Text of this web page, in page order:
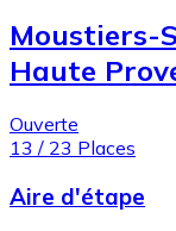
Moustiers-
Haute
Ouverte
13 / 23 Places
Aire d'étape